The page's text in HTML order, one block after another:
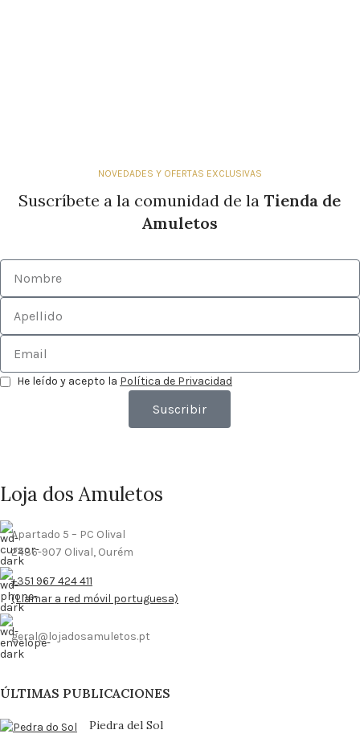
NOVEDADES Y OFERTAS EXCLUSIVAS
Suscríbete a la comunidad de laTienda de
Amuletos
He leído y acepto la Política de Privacidad
Suscribir
Loja dos Amuletos
Apartado 5 – PC Olival
2436-907 Olival, Ourém
+351 967 424 411
(Llamar a red móvil portuguesa)
geral@lojadosamuletos.pt
ÚLTIMAS PUBLICACIONES
Piedra del Sol